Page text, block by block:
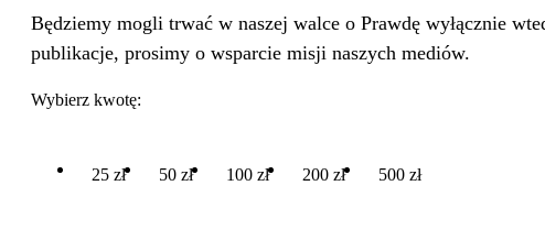
Będziemy mogli trwać w naszej walce o Prawdę wyłącznie
publikacje, prosimy o wsparcie misji naszych mediów.
Wybierz kwotę:
25 zł 50 zł 100 zł 200 zł 500 zł